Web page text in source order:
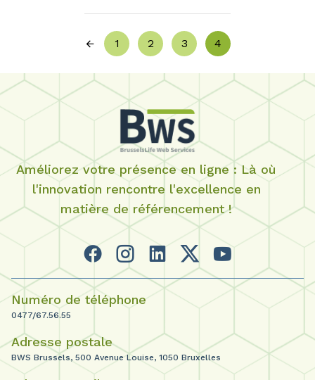
1 2 3 4
Améliorez votre présence en ligne : Là où
l'innovation rencontre l'excellence en
matière de référencement !
Numéro de téléphone
0477/67.56.55
Adresse postale
BWS Brussels, 500 Avenue Louise, 1050 Bruxelles